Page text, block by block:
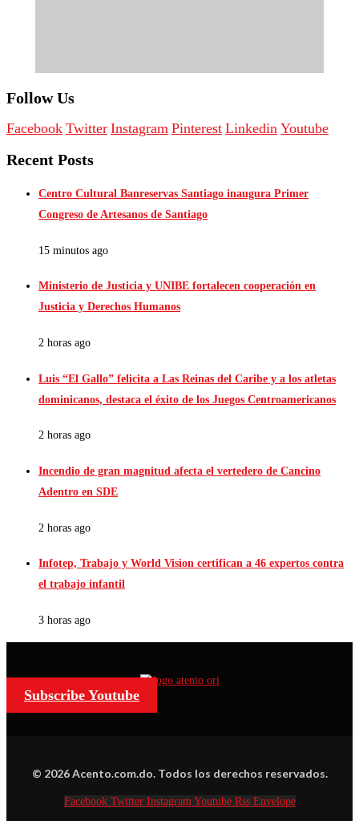
Follow Us
Facebook Twitter Instagram Pinterest Linkedin Youtube
Recent Posts
Centro Cultural Banreservas Santiago inaugura Primer
Congreso de Artesanos de Santiago
15 minutos ago
Ministerio de Justicia y UNIBE fortalecen cooperación en
Justicia y Derechos Humanos
2 horas ago
Luis “El Gallo” felicita a Las Reinas del Caribe y a los atletas
dominicanos, destaca el éxito de los Juegos Centroamericanos
2 horas ago
Incendio de gran magnitud afecta el vertedero de Cancino
Adentro en SDE
2 horas ago
Infotep, Trabajo y World Vision certifican a 46 expertos contra
el trabajo infantil
3 horas ago
Subscribe Youtube
© 2026 Acento.com.do. Todos los derechos reservados.
Facebook Twitter Instagram Youtube Rss Envelope